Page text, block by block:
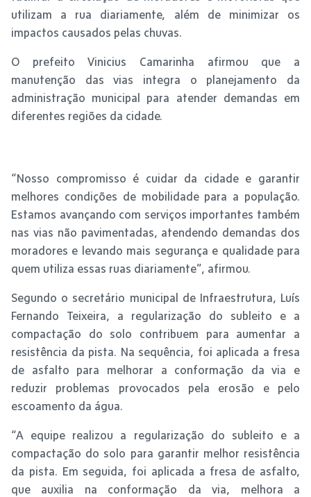
utilizam a rua diariamente, além de minimizar os
impactos causados pelas chuvas.
O prefeito Vinicius Camarinha afirmou que a
manutenção das vias integra o planejamento da
administração municipal para atender demandas em
diferentes regiões da cidade.
“Nosso compromisso é cuidar da cidade e garantir
melhores condições de mobilidade para a população.
Estamos avançando com serviços importantes também
nas vias não pavimentadas, atendendo demandas dos
moradores e levando mais segurança e qualidade para
quem utiliza essas ruas diariamente”, afirmou.
Segundo o secretário municipal de Infraestrutura, Luís
Fernando Teixeira, a regularização do subleito e a
compactação do solo contribuem para aumentar a
resistência da pista. Na sequência, foi aplicada a fresa
de asfalto para melhorar a conformação da via e
reduzir problemas provocados pela erosão e pelo
escoamento da água.
“A equipe realizou a regularização do subleito e a
compactação do solo para garantir melhor resistência
da pista. Em seguida, foi aplicada a fresa de asfalto,
que auxilia na conformação da via, melhora a